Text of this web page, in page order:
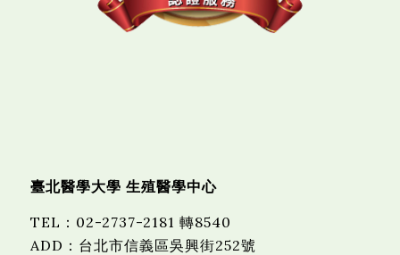
臺北醫學大學 生殖醫學中心
TEL ： 02-2737-2181 轉8540
ADD：台北市信義區吳興街252號